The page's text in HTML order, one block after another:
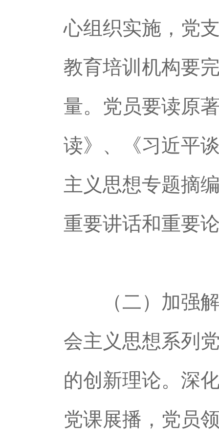
心组织实施，党
教育培训机构要
量。党员要读原
读》、《习近平
主义思想专题摘
重要讲话和重要
（二）加强解
会主义思想系列
的创新理论。深
党课展播，党员